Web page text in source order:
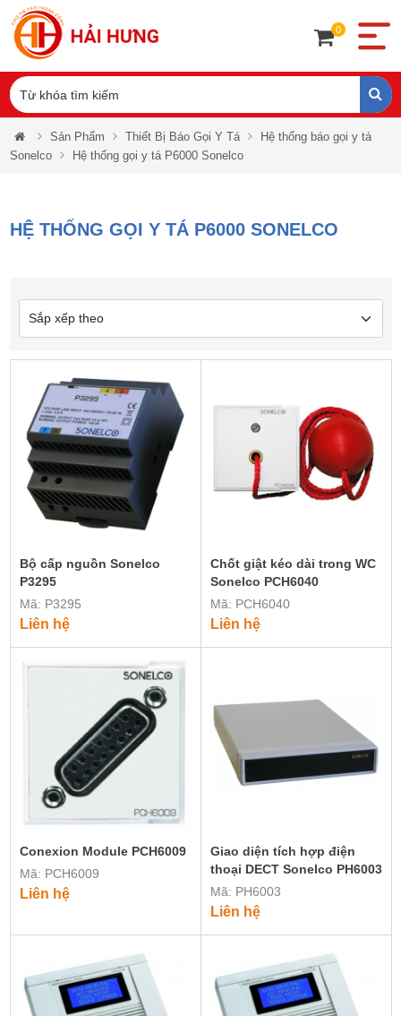
0
Sản Phẩm Thiết Bị Báo Gọi Y Tá
Hệ thống báo gọi y tá
Sonelco
Hệ thống gọi y tá P6000 Sonelco
HỆ THỐNG GỌI Y TÁ P6000 SONELCO
Bộ cấp nguồn Sonelco
P3295
Mã: P3295
Liên hệ
Chốt giật kéo dài trong WC
Sonelco PCH6040
Mã: PCH6040
Liên hệ
Conexion Module PCH6009
Mã: PCH6009
Liên hệ
Giao diện tích hợp điện
thoại DECT Sonelco PH6003
Mã: PH6003
Liên hệ